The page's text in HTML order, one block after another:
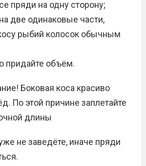
пряди на одну сторону;
две одинаковые части,
рыбий колосок обычным
придайте объём.
Боковая коса красиво
По этой причине заплетайте
длины
не заведёте, иначе пряди